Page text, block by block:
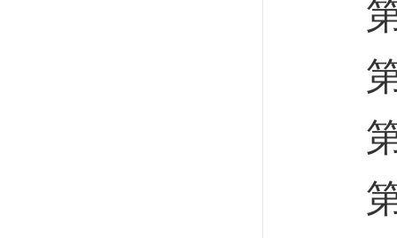
第
第
第
第